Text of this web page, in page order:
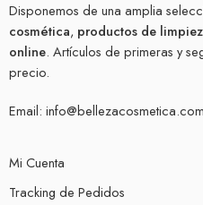
Disponemos de una amplia
cosmética, productos de
online. Artículos de primeras y
precio.
Email: info@bellezacosmetica.com
Mi Cuenta
Tracking de Pedidos